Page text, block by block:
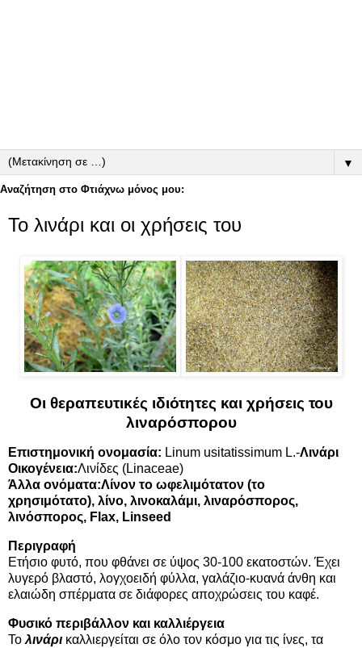
▼
Αναζήτηση στο Φτιάχνω μόνος μου:
Το λινάρι και οι χρήσεις του
Οι θεραπευτικές ιδιότητες και χρήσεις του
λιναρόσπορου
Επιστημονική ονομασία: Linum usitatissimum L.-Λινάρι
Οικογένεια:Λινίδες (Linaceae)
Άλλα ονόματα:Λίνον το ωφελιμότατον (το
χρησιμότατο), λίνο, λινοκαλάμι, λιναρόσπορος,
λινόσπορος, Flax, Linseed
Περιγραφή
Ετήσιο φυτό, που φθάνει σε ύψος 30-100 εκατοστών. Έχει
λυγερό βλαστό, λογχοειδή φύλλα, γαλάζιο-κυανά άνθη και
ελαιώδη σπέρματα σε διάφορες αποχρώσεις του καφέ.
Φυσικό περιβάλλον και καλλιέργεια
Το λινάρι καλλιεργείται σε όλο τον κόσμο για τις ίνες, τα